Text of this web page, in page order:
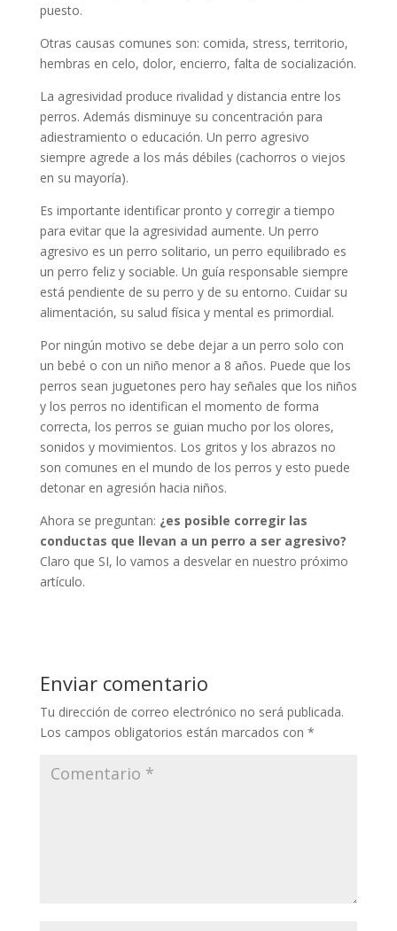
puesto.
Otras causas comunes son: comida, stress, territorio,
hembras en celo, dolor, encierro, falta de socialización.
La agresividad produce rivalidad y distancia entre los
perros. Además disminuye su concentración para
adiestramiento o educación. Un perro agresivo
siempre agrede a los más débiles (cachorros o viejos
en su mayoría).
Es importante identificar pronto y corregir a tiempo
para evitar que la agresividad aumente. Un perro
agresivo es un perro solitario, un perro equilibrado es
un perro feliz y sociable. Un guía responsable siempre
está pendiente de su perro y de su entorno. Cuidar su
alimentación, su salud física y mental es primordial.
Por ningún motivo se debe dejar a un perro solo con
un bebé o con un niño menor a 8 años. Puede que los
perros sean juguetones pero hay señales que los niños
y los perros no identifican el momento de forma
correcta, los perros se guian mucho por los olores,
sonidos y movimientos. Los gritos y los abrazos no
son comunes en el mundo de los perros y esto puede
detonar en agresión hacia niños.
Ahora se preguntan: ¿es posible corregir las
conductas que llevan a un perro a ser agresivo?
Claro que SI, lo vamos a desvelar en nuestro próximo
artículo.
Enviar comentario
Tu dirección de correo electrónico no será publicada.
Los campos obligatorios están marcados con *